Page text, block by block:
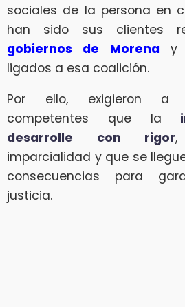
sociales de la persona en
han sido sus clientes
gobiernos de Morena y
ligados a esa coalición.
Por ello, exigieron a
competentes que la
desarrolle con rigor,
imparcialidad y que se
consecuencias para
justicia.